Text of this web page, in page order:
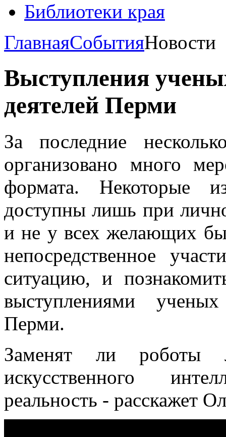
Библиотеки края
ГлавнаяСобытияНовости
Выступления
деятелей Перми
За последние
организовано много
формата. Некоторые
доступны лишь при
и не у всех желающих
непосредственное
ситуацию, и
выступлениями
Перми.
Заменят ли роботы
искусственного
реальность - расскажет